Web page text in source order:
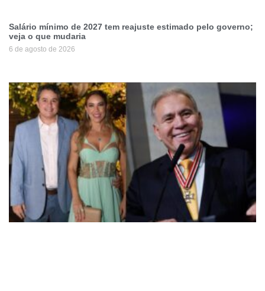
Salário mínimo de 2027 tem reajuste estimado pelo governo;
veja o que mudaria
6 de agosto de 2026